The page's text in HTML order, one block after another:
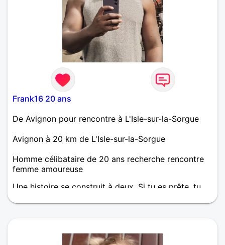
Frank16 20 ans
De Avignon pour rencontre à L'Isle-sur-la-Sorgue
Avignon à 20 km de L'Isle-sur-la-Sorgue
Homme célibataire de 20 ans recherche rencontre
femme amoureuse
Une histoire se construit à deux. Si tu es prête, tu
naviguerons ensemble.